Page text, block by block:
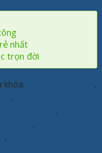
nhất
trọn đời
khóa:
,
,
,
,
,